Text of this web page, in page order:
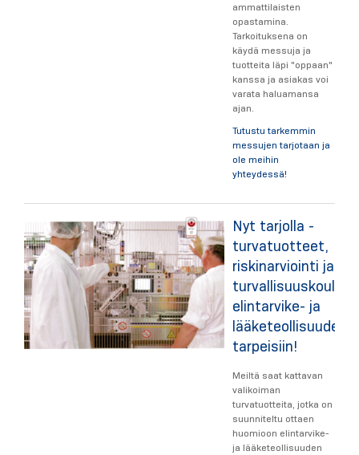
ammattilaisten
opastamina.
Tarkoituksena on
käydä messuja ja
tuotteita läpi "oppaan"
kanssa ja asiakas voi
varata haluamansa
ajan.
Tutustu tarkemmin
messujen tarjotaan ja
ole meihin
yhteydessä!
Nyt tarjolla -
turvatuotteet,
riskinarviointi ja
elintarvike- ja
lääketeollisuuden
tarpeisiin!
Meiltä saat kattavan
valikoiman
turvatuotteita, jotka on
suunniteltu ottaen
huomioon elintarvike-
ja lääketeollisuuden